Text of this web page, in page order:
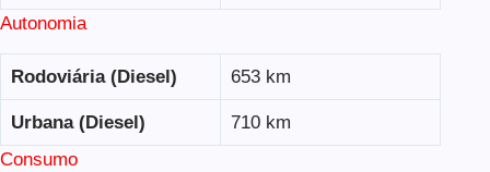
Autonomia
Rodoviária (Diesel) 653 km
Urbana (Diesel)
710 km
Consumo